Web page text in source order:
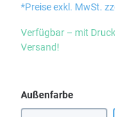
*Preise exkl. MwSt.
Verfügbar – mit
Versand!
Außenfarbe